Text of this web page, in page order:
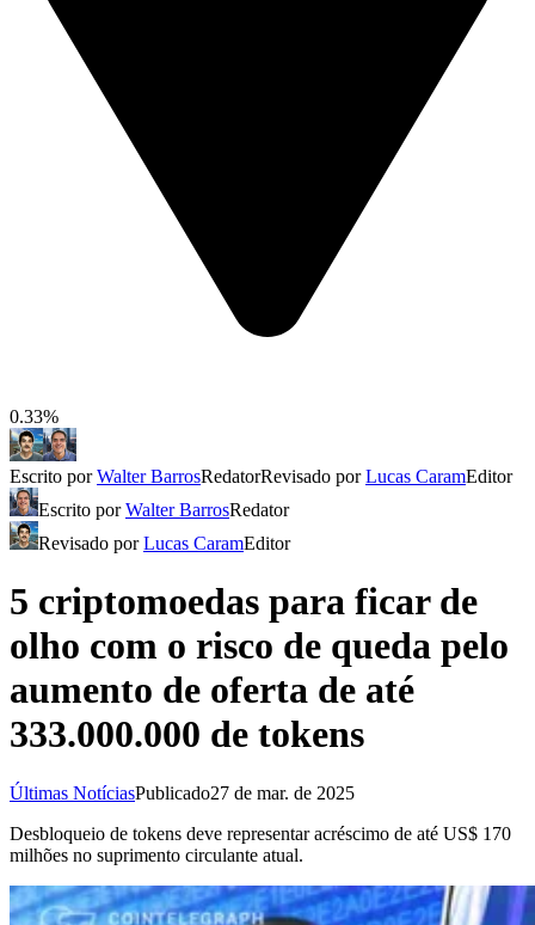
0.33%
Escrito porWalter BarrosRedatorRevisado porLucas CaramEditor
Escrito porWalter BarrosRedator
Revisado porLucas CaramEditor
5 criptomoedas para ficar de
olho com o risco de queda pelo
aumento de oferta de até
333.000.000 de tokens
Últimas NotíciasPublicado27 de mar. de 2025
Desbloqueio de tokens deve representar acréscimo de até US$ 170
milhões no suprimento circulante atual.